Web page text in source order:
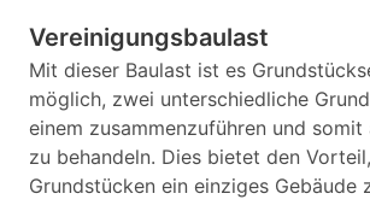
Vereinigungsbaulast
Mit dieser Baulast ist es
möglich, zwei unterschiedliche
einem zusammenzuführen und somit
zu behandeln. Dies bietet den
Grundstücken ein einziges Gebäude